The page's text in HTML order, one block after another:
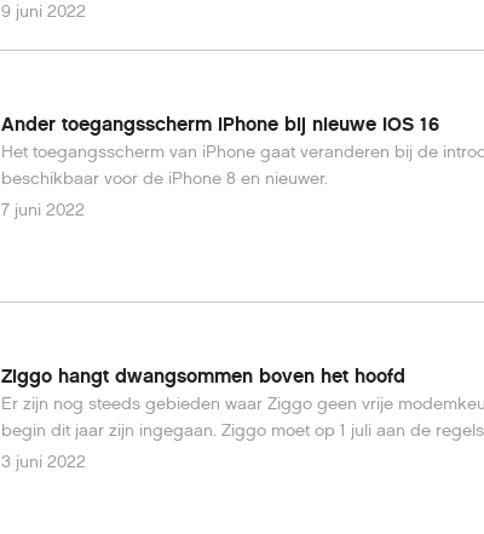
9 juni 2022
Ander toegangsscherm iPhone bij nieuwe iOS 16
Het toegangsscherm van iPhone gaat veranderen bij de
beschikbaar voor de iPhone 8 en nieuwer.
7 juni 2022
Ziggo hangt dwangsommen boven het hoofd
Er zijn nog steeds gebieden waar Ziggo geen vrije
begin dit jaar zijn ingegaan. Ziggo moet op 1 juli aan de
3 juni 2022